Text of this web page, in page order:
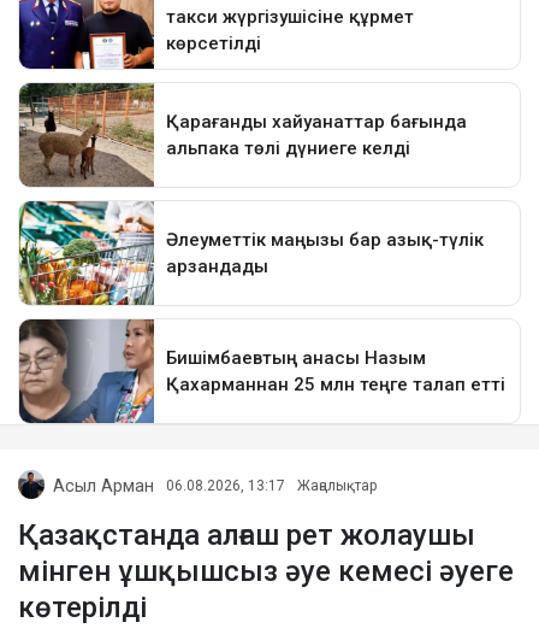
Асыл Арман 06.08.2026, 13:17 Жаңалықтар
Қазақстанда алғаш рет жолаушы
мінген ұшқышсыз әуе кемесі әуеге
көтерілді